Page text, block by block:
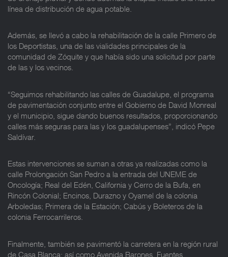
línea de distribución de agua potable.
Además, se llevó a cabo la rehabilitación de la calle Primero de
los Deportistas, una de las vialidades principales de la
comunidad de Zóquite y que había sido una solicitud por parte
de las y los vecinos.
“Seguimos rehabilitando las calles de Guadalupe, el programa
de pavimentación conjunto entre el Gobierno de David Monreal
y el municipio, sigue dando buenos resultados, proporcionando
calles más seguras para las y los guadalupenses”, indicó Pepe
Saldívar.
Estas intervenciones se suman a otras ya realizadas como la
calle Prolongación San Pedro a la entrada del UNEME de
Oncología; Real del Edén, California y Cerro de la Bufa, en
Rincón Colonial; Encinos, Durazno y Oyamel de la colonia
Arboledas; Primera de la Estación; Cabús y Boleteros de la
colonia Ferrocarrileros.
Finalmente, también se pavimentó la carretera en la región rural
de Casa Blanca; así como Avenida Barones, Fuentes